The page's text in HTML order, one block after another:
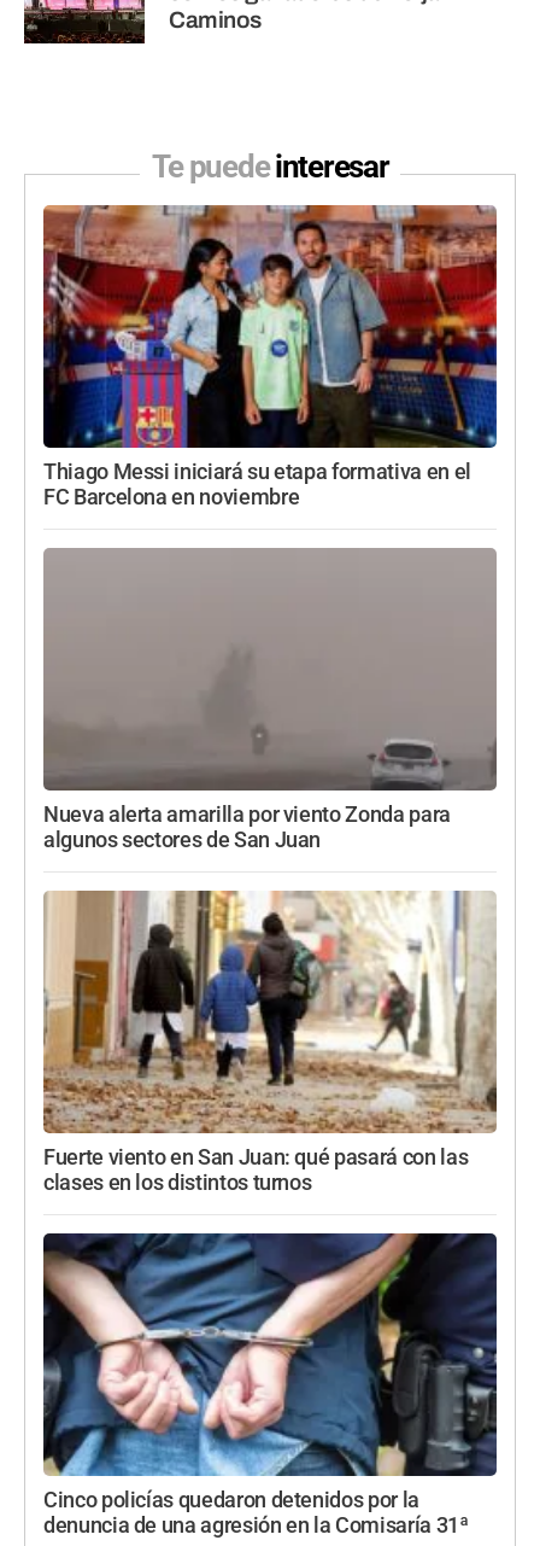
Caminos
Te puedeinteresar
Thiago Messi iniciará su etapa formativa en el
FC Barcelona en noviembre
Nueva alerta amarilla por viento Zonda para
algunos sectores de San Juan
Fuerte viento en San Juan: qué pasará con las
clases en los distintos turnos
Cinco policías quedaron detenidos por la
denuncia de una agresión en la Comisaría 31ª